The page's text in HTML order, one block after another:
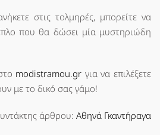
στις τολμηρές, μπορείτε να
που θα δώσει μία μυστηριώδη
modistramou.gr για να επιλέξετε
με το δικό σας γάμο!
άρθρου: Αθηνά Γκαντήραγα